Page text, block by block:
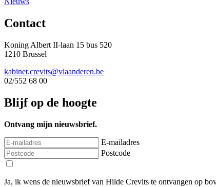
Contact
Koning Albert II-laan 15 bus 520
1210 Brussel
kabinet.crevits@vlaanderen.be
02/552 68 00
Blijf op de hoogte
Ontvang mijn nieuwsbrief.
E-mailadres
Postcode
Ja, ik wens de nieuwsbrief van Hilde Crevits te ontvangen op